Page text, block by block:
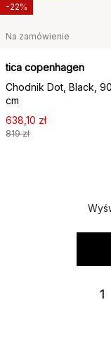
Na zamówienie
tica copenhagen
Chodnik Dot, Black,
cm
638,10 zł
819 zł
-22%
1